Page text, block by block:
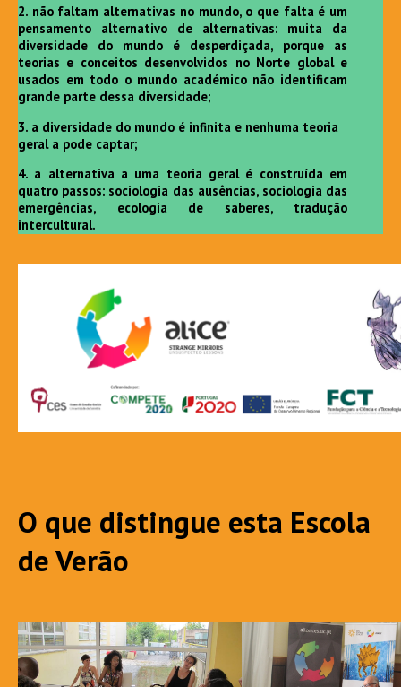
2. não faltam alternativas no mundo, o que falta é um
pensamento alternativo de alternativas: muita da
diversidade do mundo é desperdiçada, porque as
teorias e conceitos desenvolvidos no Norte global e
usados em todo o mundo académico não identificam
grande parte dessa diversidade;
3. a diversidade do mundo é infinita e nenhuma teoria
geral a pode captar;
4. a alternativa a uma teoria geral é construída em
quatro passos: sociologia das ausências, sociologia das
emergências, ecologia de saberes, tradução
intercultural.
O que distingue esta Escola
de Verão